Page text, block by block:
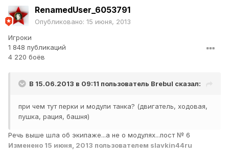
RenamedUser_6053791
Опубликовано: 15 июня, 2013
Игроки
1 848 публикаций
4 220 боёв
В 15.06.2013 в 09:11 пользователь Brebul сказал:
при чем тут перки и модули танка? (двигатель, ходовая,
пушка, рация, башня)
Речь выше шла об экипаже...а не о модулях...пост № 6
Изменено 15 июня, 2013 пользователем slavkin44ru